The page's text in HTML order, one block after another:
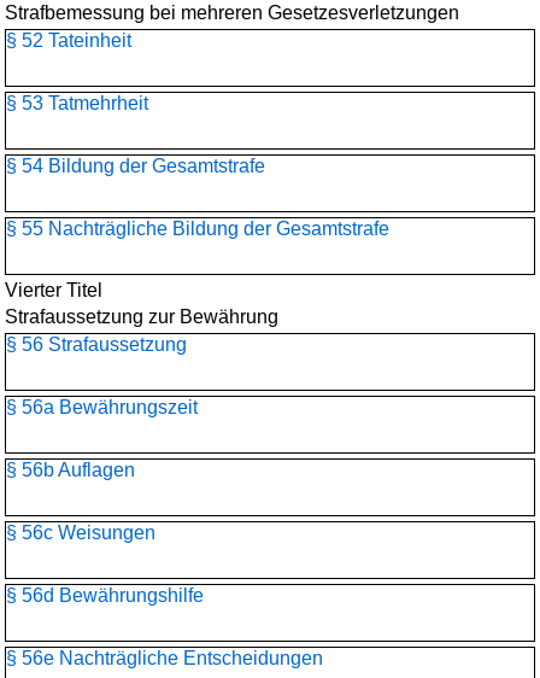
Strafbemessung bei mehreren Gesetzesverletzungen
§ 52 Tateinheit
§ 53 Tatmehrheit
§ 54 Bildung der Gesamtstrafe
§ 55 Nachträgliche Bildung der Gesamtstrafe
Vierter Titel
Strafaussetzung zur Bewährung
§ 56 Strafaussetzung
§ 56a Bewährungszeit
§ 56b Auflagen
§ 56c Weisungen
§ 56d Bewährungshilfe
§ 56e Nachträgliche Entscheidungen